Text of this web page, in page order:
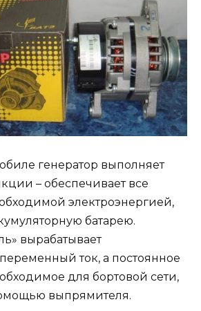
генератор выполняет
– обеспечивает все
электроэнергией,
батарею.
вырабатывает
ток, а постоянное
для бортовой сети,
выпрямителя.